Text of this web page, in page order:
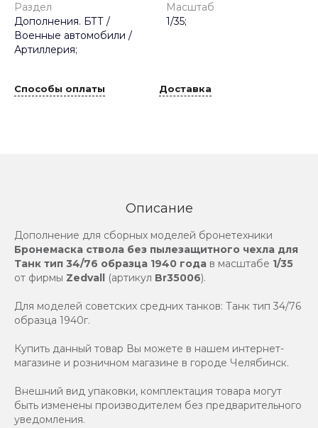
Раздел
Дополнения. БТТ /
Военные автомобили /
Артиллерия;
Масштаб
1/35;
Способы оплаты Доставка
Описание
Дополнение для сборных моделей бронетехники
Бронемаска ствола без пылезащитного чехла для
Танк тип 34/76 образца 1940 года в масштабе 1/35
от фирмы Zedvall (артикул Br35006).
Для моделей советских средних танков: Танк тип 34/76
образца 1940г.
Купить данный товар Вы можете в нашем интернет-
магазине и розничном магазине в городе Челябинск.
Внешний вид упаковки, комплектация товара могут
быть изменены производителем без предварительного
уведомления.